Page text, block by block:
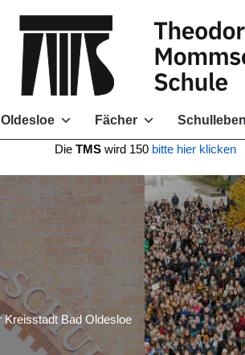
Fächer Schulleben
TMS wird 150 bitte hier klicken
Bad Oldesloe